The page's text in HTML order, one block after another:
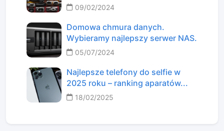
09/02/2024
Domowa chmura danych.
Wybieramy najlepszy serwer NAS.
05/07/2024
Najlepsze telefony do selfie w
2025 roku – ranking aparatów...
18/02/2025